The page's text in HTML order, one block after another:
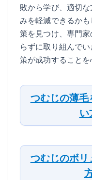
敗から学び、適切
みを軽減できるか
策を見つけ、専門
らずに取り組んで
策が成功することを
つむじの薄
い
つむじのボ